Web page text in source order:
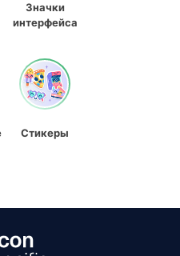
Значки
интерфейса
Стикеры